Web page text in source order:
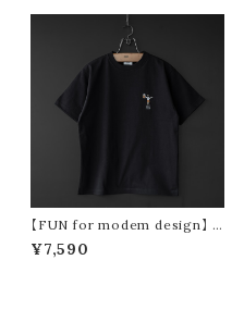
【FUN for modem design】 b
eer & gyoza ojisan tee -us
a cotton- (black)
¥7,590